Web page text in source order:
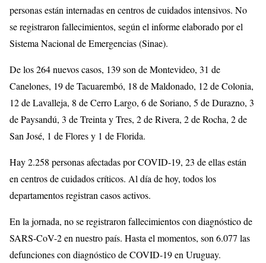
personas están internadas en centros de cuidados intensivos. No
se registraron fallecimientos, según el informe elaborado por el
Sistema Nacional de Emergencias (Sinae).
De los 264 nuevos casos, 139 son de Montevideo, 31 de
Canelones, 19 de Tacuarembó, 18 de Maldonado, 12 de Colonia,
12 de Lavalleja, 8 de Cerro Largo, 6 de Soriano, 5 de Durazno, 3
de Paysandú, 3 de Treinta y Tres, 2 de Rivera, 2 de Rocha, 2 de
San José, 1 de Flores y 1 de Florida.
Hay 2.258 personas afectadas por COVID-19, 23 de ellas están
en centros de cuidados críticos. Al día de hoy, todos los
departamentos registran casos activos.
En la jornada, no se registraron fallecimientos con diagnóstico de
SARS-CoV-2 en nuestro país. Hasta el momentos, son 6.077 las
defunciones con diagnóstico de COVID-19 en Uruguay.